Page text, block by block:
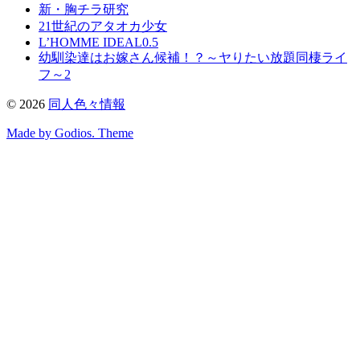
新・胸チラ研究
21世紀のアタオカ少女
L’HOMME IDEAL0.5
幼馴染達はお嫁さん候補！？～ヤりたい放題同棲ライ
フ～2
© 2026 同人色々情報
Made by Godios. Theme